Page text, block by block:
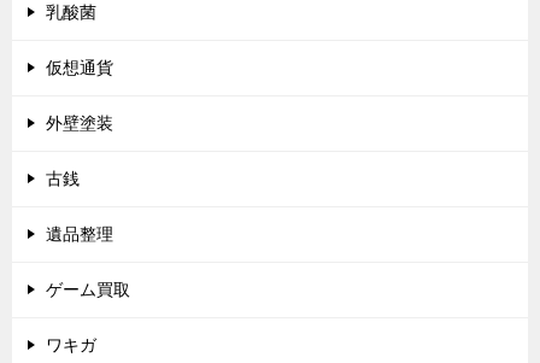
乳酸菌
仮想通貨
外壁塗装
古銭
遺品整理
ゲーム買取
ワキガ